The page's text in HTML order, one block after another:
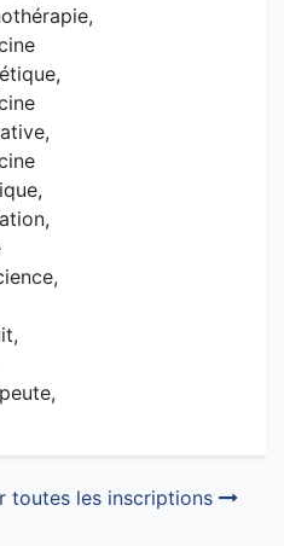
toutes les inscriptions